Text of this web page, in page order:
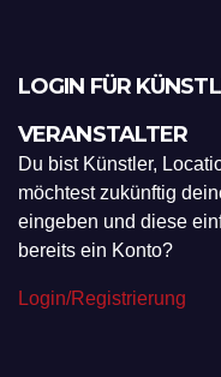
LOGIN FÜR
VERANSTALTER
Du bist Künstler,
möchtest zukünftig
eingeben und diese
bereits ein Konto?
Login/Registrierung